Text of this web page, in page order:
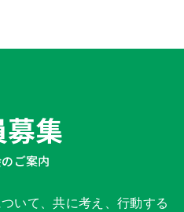
集
ご案内
いて、共に考え、行動する